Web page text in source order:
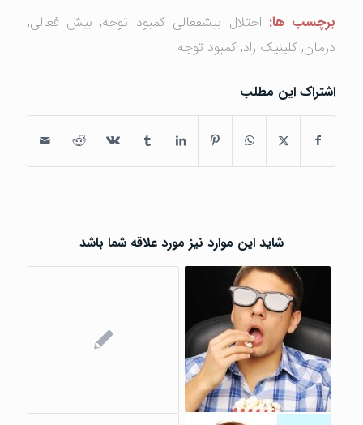
برچسب ها: اختلال بیشفعالی کمبود توجه, بیش فعالی,
درمان,کلینیک راد,کمبود توجه
اشتراک این مطلب
شاید این موارد نیز مورد علاقه شما باشد